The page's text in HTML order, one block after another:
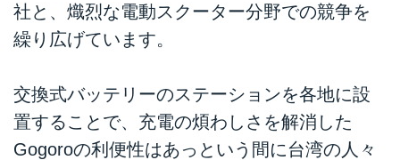
社と、熾烈な電動スクーター分野での競争を
繰り広げています。
交換式バッテリーのステーションを各地に設
置することで、充電の煩わしさを解消した
Gogoroの利便性はあっという間に台湾の人々